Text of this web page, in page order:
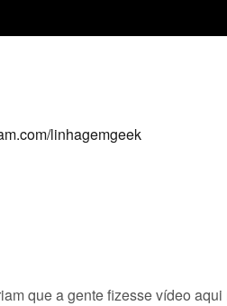
linhagemgeek
que a gente fizesse vídeo aqui